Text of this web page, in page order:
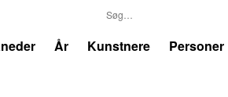
År Kunstnere Personer